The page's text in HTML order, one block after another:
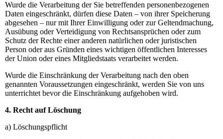
Wurde die Verarbeitung der Sie betreffenden personenbezogenen
Daten eingeschränkt, dürfen diese Daten – von ihrer Speicherung
abgesehen – nur mit Ihrer Einwilligung oder zur Geltendmachung,
Ausübung oder Verteidigung von Rechtsansprüchen oder zum
Schutz der Rechte einer anderen natürlichen oder juristischen
Person oder aus Gründen eines wichtigen öffentlichen Interesses
der Union oder eines Mitgliedstaats verarbeitet werden.
Wurde die Einschränkung der Verarbeitung nach den oben
genannten Voraussetzungen eingeschränkt, werden Sie von uns
unterrichtet bevor die Einschränkung aufgehoben wird.
4. Recht auf Löschung
a) Löschungspflicht